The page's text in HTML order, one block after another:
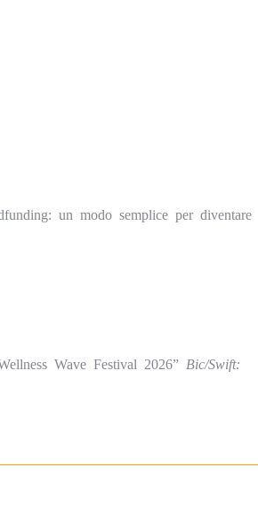
un modo semplice per diventare
Wave Festival 2026” Bic/Swift: